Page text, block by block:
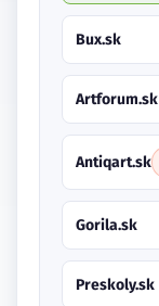
Bux.sk
Artforum.sk
Antiqart.sk
Gorila.sk
Preskoly.sk